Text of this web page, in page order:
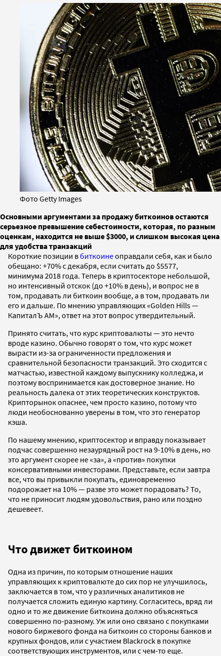
Фото Getty Images
Основными аргументами за продажу биткоинов остаются
серьезное превышение себестоимости, которая, по разным
оценкам, находится не выше $3000, и слишком высокая цена
для удобства транзакций
Короткие позиции вбиткоинеоправдали себя, как и было
обещано: +70% с декабря, если считать до $5577,
минимума 2018 года. Теперь в криптосекторе небольшой,
но интенсивный отскок (до +10% в день), и вопрос не в
том, продавать ли биткоин вообще, а в том, продавать ли
его и дальше. По мнению управляющих «Golden Hills —
КапиталЪ АМ», ответ на этот вопрос утвердительный.
Принято считать, что курс криптовалюты — это нечто
вроде казино. Обычно говорят о том, что курс может
вырасти из-за ограниченности предложения и
сравнительной безопасности транзакций. Это сходится с
матчастью, известной каждому выпускнику колледжа, и
поэтому воспринимается как достоверное знание. Но
реальность далека от этих теоретических конструктов.
Крипторынок опаснее, чем просто казино, потому что
люди необоснованно уверены в том, что это генератор
кэша.
По нашему мнению, криптосектор и вправду показывает
подчас совершенно незаурядный рост на 9-10% в день, но
это аргумент скорее не «за», а «против» покупки
консервативными инвесторами. Представьте, если завтра
все, что вы привыкли покупать, единовременно
подорожает на 10% — разве это может порадовать? То,
что не приносит людям удовольствия, рано или поздно
дешевеет.
Что движет биткоином
Одна из причин, по которым отношение наших
управляющих к криптовалюте до сих пор не улучшилось,
заключается в том, что у различных аналитиков не
получается сложить единую картину. Согласитесь, вряд ли
одно и то же движение биткоина должно объясняться
совершенно по-разному. Уж или оно связано с покупками
нового биржевого фонда на биткоин со стороны банков и
крупных фондов, или с участием Blackrock в покупке
соответствующих инструментов, или с чем-то еще.